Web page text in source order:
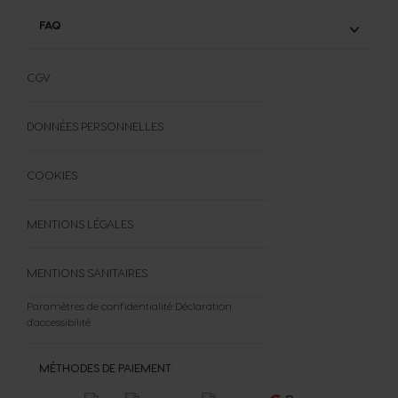
FAQ
FORMULAIRE DE RÉTRACTATION
MÉTHODES DE PAIEMENT
CGV
DONNÉES PERSONNELLES
COOKIES
MENTIONS LÉGALES
MENTIONS SANITAIRES
Paramètres de confidentialité Déclaration
d'accessibilité